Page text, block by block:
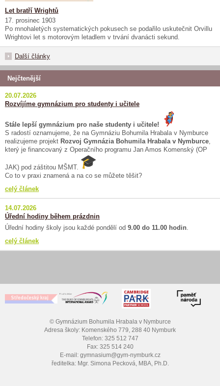
Let bratří Wrightů
17. prosinec 1903
Po mnohaletých systematických pokusech se podařilo uskutečnit Orvillu
Wrightovi let s motorovým letadlem v trvání dvanácti sekund.
Další články
Nejčtenější
20.07.2026
Rozvíjíme gymnázium pro studenty i učitele
Stále lepší gymnázium pro naše studenty i učitele!
S radostí oznamujeme, že na Gymnáziu Bohumila Hrabala v Nymburce
realizujeme projekt Rozvoj Gymnázia Bohumila Hrabala v Nymburce
který je financovaný z Operačního programu Jan Amos Komenský (OP
JAK) pod záštitou MŠMT.
Co to v praxi znamená a na co se můžete těšit?
celý článek
14.07.2026
Úřední hodiny během prázdnin
Úřední hodiny školy jsou každé pondělí od 9.00 do 11.00 hodin
celý článek
© Gymnázium Bohumila Hrabala v Nymburce
Adresa školy: Komenského 779, 288 40 Nymburk
Telefon: 325 512 747
Fax: 325 514 240
E-mail: gymnasium@gym-nymburk.cz
ředitelka: Mgr. Simona Pecková, MBA, Ph.D.